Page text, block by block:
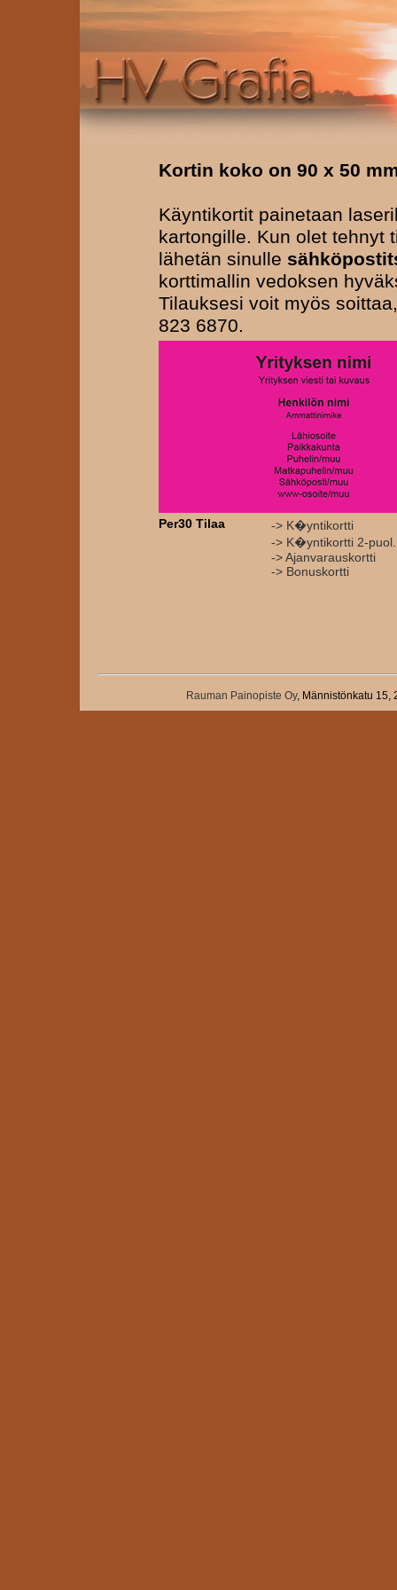
Kortin koko on 90 x 50
Käyntikortit painetaan
kartongille. Kun olet tehnyt
lähetän sinulle
korttimallin vedoksen
Tilauksesi voit myös
823 6870.
Per30 Tilaa
-> K�yntikortti
-> K�yntikortti 2-puol.
-> Ajanvarauskortti
-> Bonuskortti
Rauman Painopiste Oy, Männistönkatu 15,